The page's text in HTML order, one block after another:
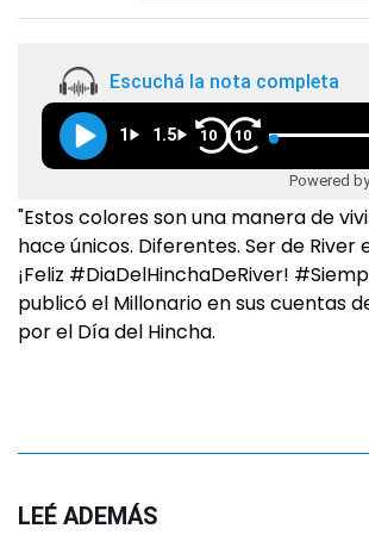
Escuchá la nota completa
1 1.5 10 10
Powered
"Estos colores son una manera de
hace únicos. Diferentes. Ser de River
¡Feliz #DiaDelHinchaDeRiver!
publicó el Millonario en sus cuentas
por el Día del Hincha.
LEÉ ADEMÁS